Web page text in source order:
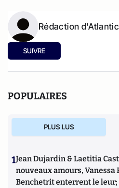
Rédaction
SUIVRE
POPULAIRES
PLUS LUS
1Jean Dujardin & Laetitia
nouveaux amours, Vanessa
Benchetrit enterrent le leur;